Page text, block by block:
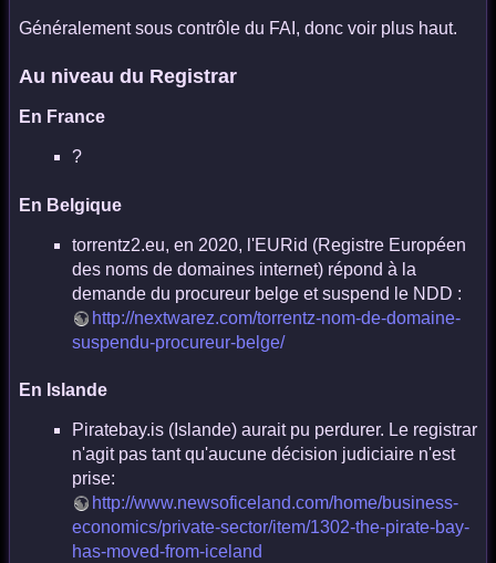
Généralement sous contrôle du FAI, donc voir plus haut.
Au niveau du Registrar
En France
?
En Belgique
torrentz2.eu, en 2020, l'EURid (Registre Européen
des noms de domaines internet) répond à la
demande du procureur belge et suspend le NDD :
http://nextwarez.com/torrentz-nom-de-domaine-
suspendu-procureur-belge/
En Islande
Piratebay.is (Islande) aurait pu perdurer. Le registrar
n'agit pas tant qu'aucune décision judiciaire n'est
prise:
http://www.newsoficeland.com/home/business-
economics/private-sector/item/1302-the-pirate-bay-
has-moved-from-iceland